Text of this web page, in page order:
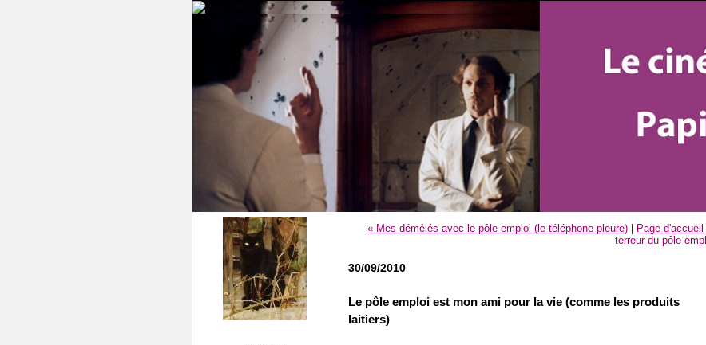
« Mes démêlés avec le pôle emploi (le téléphone pleure) Page d'accueil
terreur du pôle
30/09/2010
Le pôle emploi est mon ami pour la vie (comme les produits
laitiers)